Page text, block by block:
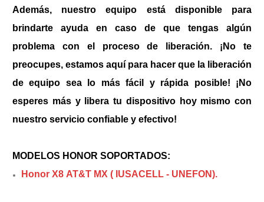
Además, nuestro equipo está disponible para
brindarte ayuda en caso de que tengas algún
problema con el proceso de liberación. ¡No te
preocupes, estamos aquí para hacer que la liberación
de equipo sea lo más fácil y rápida posible! ¡No
esperes más y libera tu dispositivo hoy mismo con
nuestro servicio confiable y efectivo!
MODELOS HONOR SOPORTADOS:
Honor X8 AT&T MX ( IUSACELL - UNEFON).